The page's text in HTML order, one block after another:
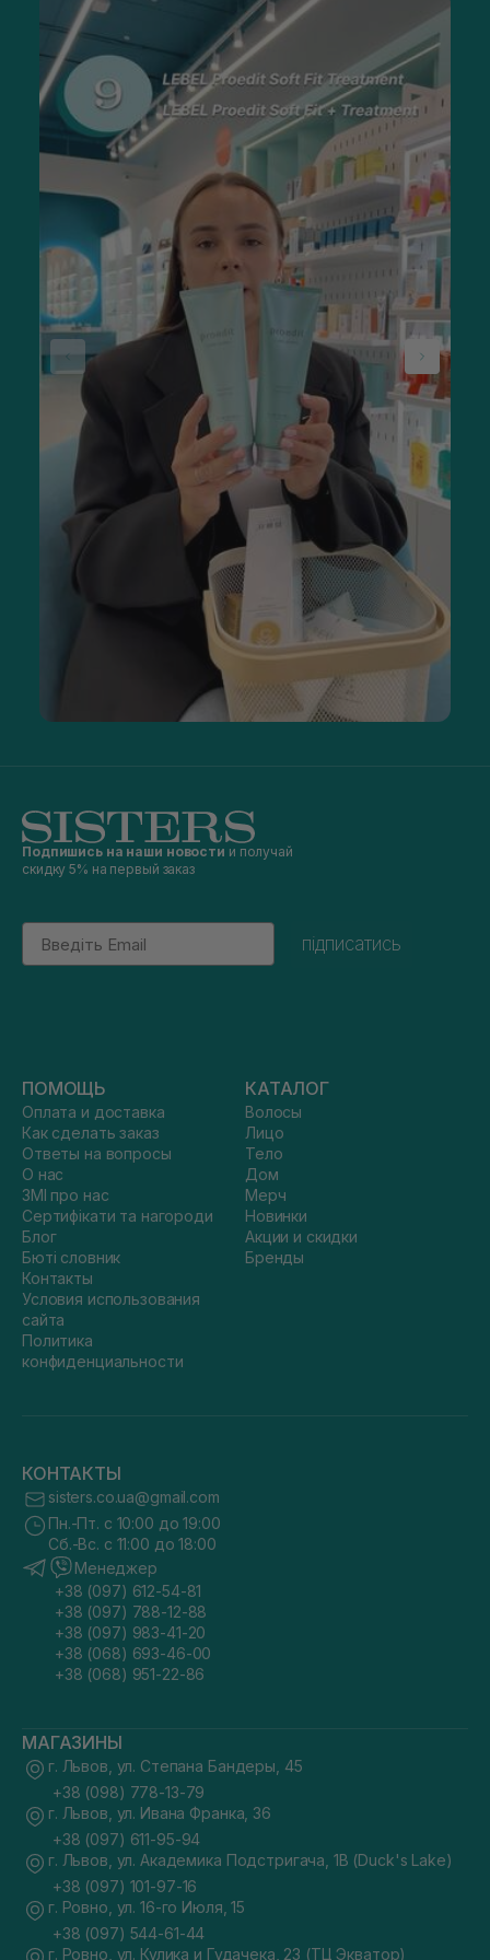
Подпишись на наши новости и получай
скидку 5% на первый заказ
Email
підписатись
ПОМОЩЬ
Оплата и доставка
Как сделать заказ
Ответы на вопросы
О нас
ЗМІ про нас
Сертифікати та нагороди
Блог
Бюті словник
Контакты
Условия использования
сайта
Политика
конфиденциальности
КАТАЛОГ
Волосы
Лицо
Тело
Дом
Мерч
Новинки
Акции и скидки
Бренды
КОНТАКТЫ
sisters.co.ua@gmail.com
Пн.-Пт. с 10:00 до 19:00
Сб.-Вс. с 11:00 до 18:00
Менеджер
+38 (097) 612-54-81
+38 (097) 788-12-88
+38 (097) 983-41-20
+38 (068) 693-46-00
+38 (068) 951-22-86
МАГАЗИНЫ
г. Львов, ул. Степана Бандеры, 45
+38 (098) 778-13-79
г. Львов, ул. Ивана Франка, 36
+38 (097) 611-95-94
г. Львов, ул. Академика Подстригача, 1В (Duck's Lake)
+38 (097) 101-97-16
г. Ровно, ул. 16-го Июля, 15
+38 (097) 544-61-44
г. Ровно, ул. Кулика и Гудачека, 23 (ТЦ Экватор)